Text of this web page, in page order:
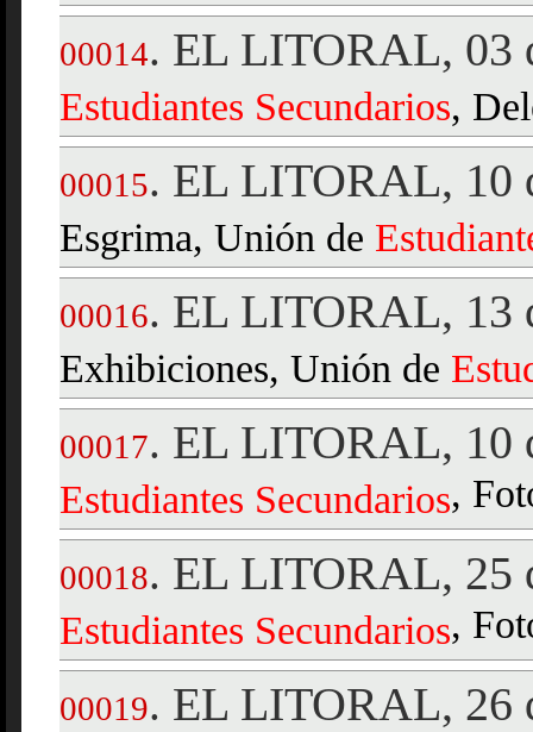
00014. EL LITORAL, 03
Estudiantes Secundarios,
00015. EL LITORAL, 10
Esgrima, Unión de
00016. EL LITORAL, 13
Exhibiciones, Unión de
00017. EL LITORAL, 10
Estudiantes Secundarios,
00018. EL LITORAL, 25
Estudiantes Secundarios,
00019. EL LITORAL, 26